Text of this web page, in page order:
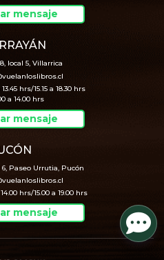
mensaje
local 5, Villarrica
hrs/15.15 a 18.30 hrs
a 14.00 hrs
mensaje
6, Paseo Urrutia, Pucón
hrs/15.00 a 19.00 hrs
mensaje